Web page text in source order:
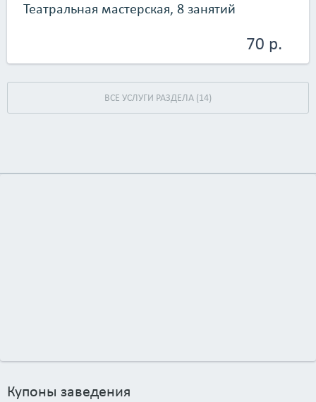
Театральная мастерская, 8 занятий
70 р.
ВСЕ УСЛУГИ РАЗДЕЛА (14)
Купоны заведения